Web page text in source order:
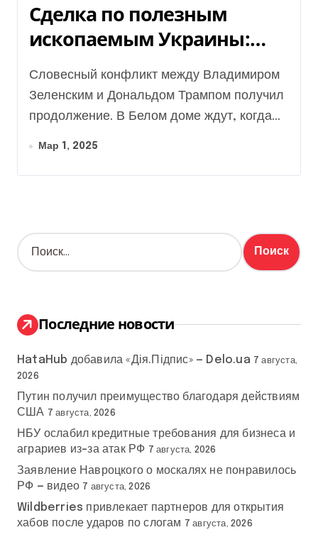
Сделка по полезным
ископаемым Украины:
Трамп не подписал
документ
Словесный конфликт между Владимиром
Зеленским и Дональдом Трампом получил
продолжение. В Белом доме ждут, когда...
Мар 1, 2025
Н
а
:
Последние новости
HataHub добавила «Дія.Підпис» — Delo.ua 7 августа,
2026
Путин получил преимущество благодаря действиям
США 7 августа, 2026
НБУ ослабил кредитные требования для бизнеса и
аграриев из-за атак РФ 7 августа, 2026
Заявление Навроцкого о москалях не понравилось
РФ — видео 7 августа, 2026
Wildberries привлекает партнеров для открытия
хабов после ударов по слогам 7 августа, 2026